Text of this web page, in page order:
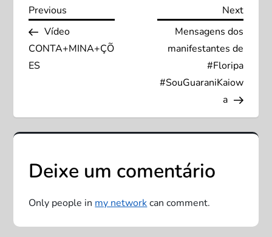
N
a
v
g
a
ç
ã
Previous
Post
Previous
Vídeo
CONTA+MINA+ÇÕ
ES
Next
Post
Next
Mensagens dos
manifestantes de
#Floripa
#SouGuaraniKaiow
a
Deixe um comentário
Only people in my networkcan comment.